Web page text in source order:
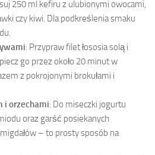
250 ml kefiru z ulubionymi owocami,
czy kiwi. Dla podkreślenia smaku
: Przypraw filet łososia solą i
go przez około 20 minut w
z pokrojonymi brokułami i
i orzechami: Do miseczki jogurtu
oraz garść posiekanych
– to prosty sposób na